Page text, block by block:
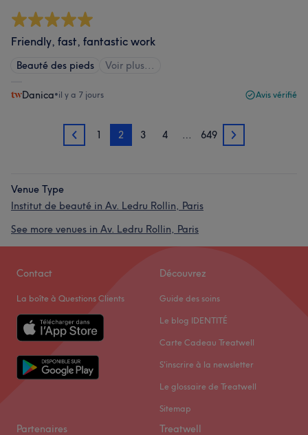
Friendly, fast, fantastic work
Beauté des pieds Voir plus...
Danica•il y a 7 jours Avis vérifié
1 1 2 3 4 … 649 3
Venue Type
Institut de beauté in Av. Ledru Rollin, Paris
See more venues in Av. Ledru Rollin, Paris
Contact
La boîte à Questions Clients
Découvrez
Guide des soins
Le blog IDENTITÉ
Carte Cadeau Treatwell
S'inscrire à la newsletter
Le glossaire de Treatwell
Sitemap
Partenaires Treatwell